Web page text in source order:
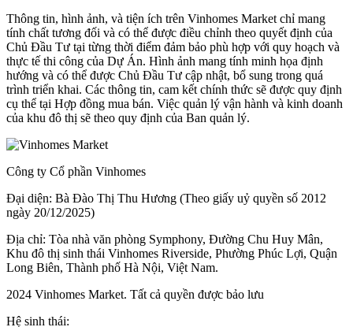
Thông tin, hình ảnh, và tiện ích trên Vinhomes Market chỉ mang
tính chất tương đối và có thể được điều chỉnh theo quyết định của
Chủ Đầu Tư tại từng thời điểm đảm bảo phù hợp với quy hoạch và
thực tế thi công của Dự Án. Hình ảnh mang tính minh họa định
hướng và có thể được Chủ Đầu Tư cập nhật, bổ sung trong quá
trình triển khai. Các thông tin, cam kết chính thức sẽ được quy định
cụ thể tại Hợp đồng mua bán. Việc quản lý vận hành và kinh doanh
của khu đô thị sẽ theo quy định của Ban quản lý.
Công ty Cổ phần Vinhomes
Đại diện: Bà Đào Thị Thu Hương (Theo giấy uỷ quyền số 2012
ngày 20/12/2025)
Địa chỉ: Tòa nhà văn phòng Symphony, Đường Chu Huy Mân,
Khu đô thị sinh thái Vinhomes Riverside, Phường Phúc Lợi, Quận
Long Biên, Thành phố Hà Nội, Việt Nam.
2024 Vinhomes Market. Tất cả quyền được bảo lưu
Hệ sinh thái: